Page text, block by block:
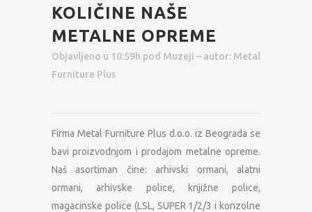
KOLIČINE NAŠE
METALNE OPREME
Objavljeno u 10:59h pod Muzeji – autor: Metal
Furniture Plus
Firma Metal Furniture Plus d.o.o. iz Beograda se
bavi proizvodnjom i prodajom metalne opreme.
Naš asortiman čine: arhivski ormani, alatni
ormani, arhivske police, knjižne police,
magacinske police (LSL, SUPER 1/2/3 i konzolne